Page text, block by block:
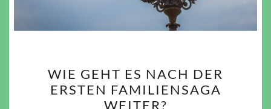
GEHT
ES
WIE GEHT ES NACH DER
ERSTEN FAMILIENSAGA
WEITER?